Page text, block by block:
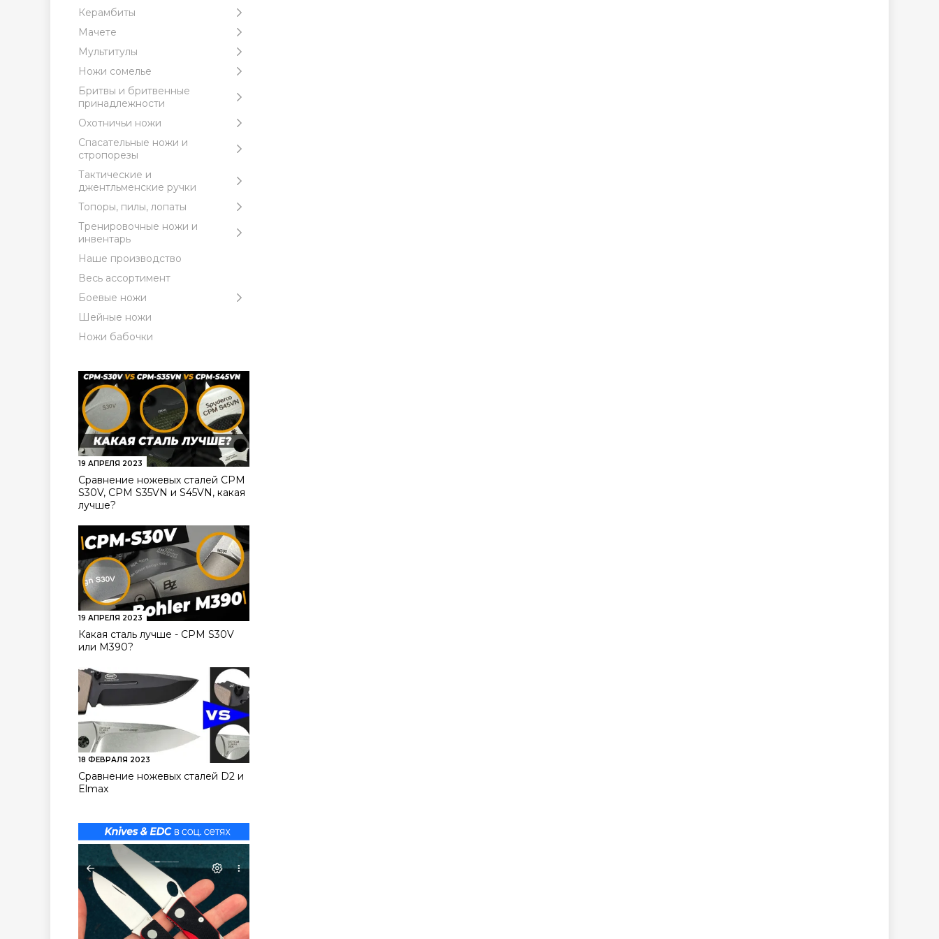
Керамбиты
Мачете
Мультитулы
Ножи сомелье
Бритвы и бритвенные
принадлежности
Охотничьи ножи
Спасательные ножи и
стропорезы
Тактические и
джентльменские ручки
Топоры, пилы, лопаты
Тренировочные ножи и
инвентарь
Наше производство
Весь ассортимент
Боевые ножи
Шейные ножи
Ножи бабочки
19 АПРЕЛЯ 2023
Сравнение ножевых сталей CPM
S30V, CPM S35VN и S45VN, какая
лучше?
19 АПРЕЛЯ 2023
Какая сталь лучше - CPM S30V
или M390?
18 ФЕВРАЛЯ 2023
Сравнение ножевых сталей D2 и
Elmax